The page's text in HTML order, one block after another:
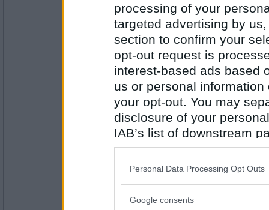
processing of your
targeted advertising by
section to confirm your
opt-out request is
interest-based ads based
us or personal
your opt-out. You may
disclosure of your
IAB’s list of downstream
also be disclosed by us
Downstream Participants
Please note that this
Personal Data Processing Opt Outs
Google consents
34614
- Ej medlem längre
Falskt
PUM har kört mot rött (med bil)
15624
falskt
PUM är för snäll för sitt eget bästa